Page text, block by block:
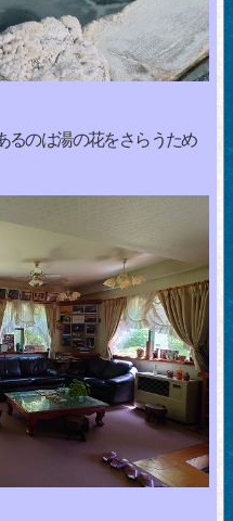
るのは湯の花をさらうため